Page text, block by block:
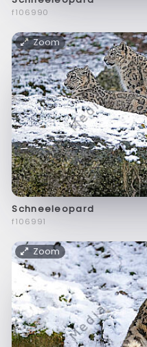
f106990
Zoom
Schneeleopard
f106991
Zoom